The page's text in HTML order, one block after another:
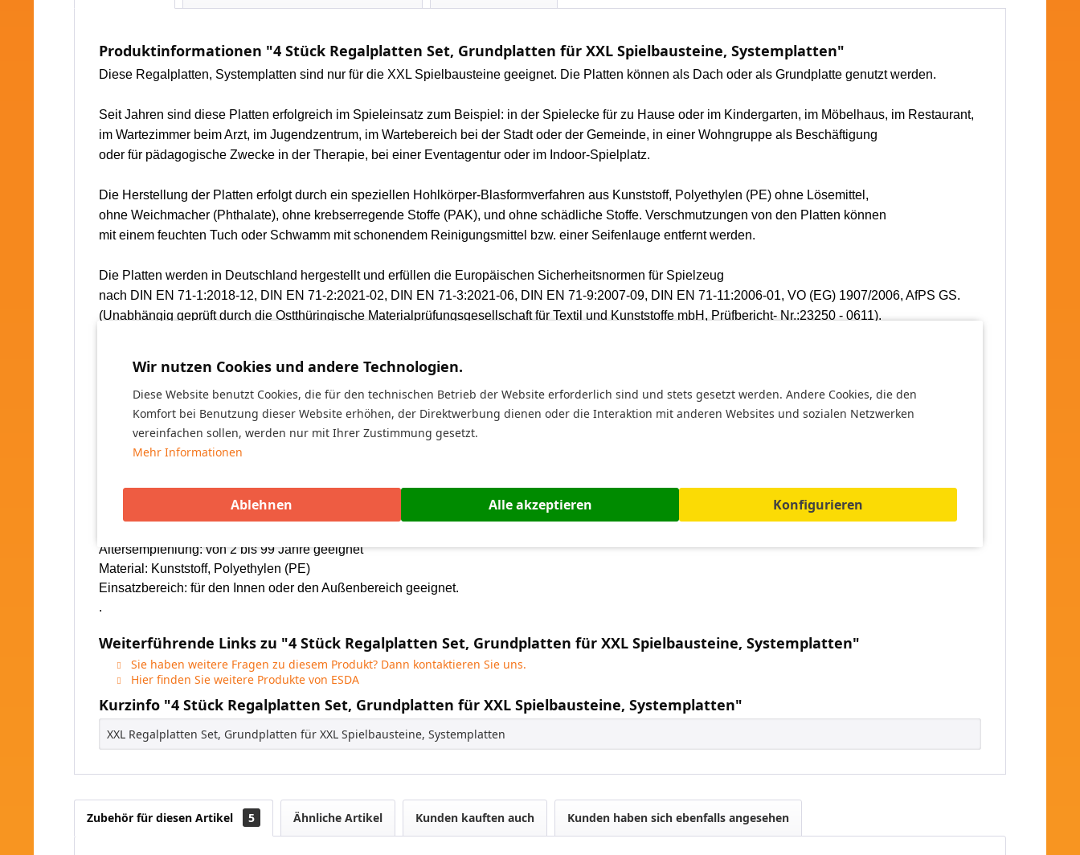
Produktinformationen "4 Stück Regalplatten Set, Grundplatten für XXL Spielbausteine, Systemplatten"
Diese Regalplatten, Systemplatten sind nur für die XXL Spielbausteine geeignet. Die Platten können als Dach oder als Grundplatte genutzt werden.
Seit Jahren sind diese Platten erfolgreich im Spieleinsatz zum Beispiel: in der Spielecke für zu Hause oder im Kindergarten, im Möbelhaus, im Restaurant,
im Wartezimmer beim Arzt, im Jugendzentrum, im Wartebereich bei der Stadt oder der Gemeinde, in einer Wohngruppe als Beschäftigung
oder für pädagogische Zwecke in der Therapie, bei einer Eventagentur oder im Indoor-Spielplatz.
Die Herstellung der Platten erfolgt durch ein speziellen Hohlkörper-Blasformverfahren aus Kunststoff, Polyethylen (PE) ohne Lösemittel,
ohne Weichmacher (Phthalate), ohne krebserregende Stoffe (PAK), und ohne schädliche Stoffe. Verschmutzungen von den Platten können
mit einem feuchten Tuch oder Schwamm mit schonendem Reinigungsmittel bzw. einer Seifenlauge entfernt werden.
Die Platten werden in Deutschland hergestellt und erfüllen die Europäischen Sicherheitsnormen für Spielzeug
nach DIN EN 71-1:2018-12, DIN EN 71-2:2021-02, DIN EN 71-3:2021-06, DIN EN 71-9:2007-09, DIN EN 71-11:2006-01, VO (EG) 1907/2006, AfPS GS.
(Unabhängig geprüft durch die Ostthüringische Materialprüfungsgesellschaft für Textil und Kunststoffe mbH, Prüfbericht- Nr.:23250 - 0611).
Inhalt: 4 StückRegalplatten/Systemplatten.
Größe einer Platte ca. 90 cm lang x 30 cm breit x 2,5 cm hoch)
Die Lieferung besteht aus 1 Packstück (Paket)
Die Platten sind verschieden farbig sortiert.
Altersempfehlung: von 2 bis 99 Jahre geeignet
Material: Kunststoff, Polyethylen (PE)
Einsatzbereich: für den Innen oder den Außenbereich geeignet.
.
Weiterführende Links zu "4 Stück Regalplatten Set, Grundplatten für XXL Spielbausteine, Systemplatten"
Sie haben weitere Fragen zu diesem Produkt? Dann kontaktieren Sie uns.
Hier finden Sie weitere Produkte von ESDA
Kurzinfo "4 Stück Regalplatten Set, Grundplatten für XXL Spielbausteine, Systemplatten"
XXL Regalplatten Set, Grundplatten für XXL Spielbausteine, Systemplatten
Zubehör für diesen Artikel 5 Ähnliche Artikel Kunden kauften auch Kunden haben sich ebenfalls angesehen
Wir nutzen Cookies und andere Technologien.
Diese Website benutzt Cookies, die für den technischen Betrieb der Website erforderlich sind und stets gesetzt werden. Andere Cookies, die den
Komfort bei Benutzung dieser Website erhöhen, der Direktwerbung dienen oder die Interaktion mit anderen Websites und sozialen Netzwerken
vereinfachen sollen, werden nur mit Ihrer Zustimmung gesetzt.
Mehr Informationen
Ablehnen Alle akzeptieren Konfigurieren